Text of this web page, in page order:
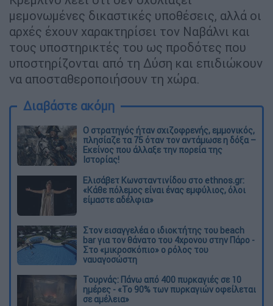
μεμονωμένες δικαστικές υποθέσεις, αλλά οι
αρχές έχουν χαρακτηρίσει τον Ναβάλνι και
τους υποστηρικτές του ως προδότες που
υποστηρίζονται από τη Δύση και επιδιώκουν
να αποσταθεροποιήσουν τη χώρα.
Διαβάστε ακόμη
O στρατηγός ήταν σχιζοφρενής, εμμονικός,
πλησίαζε τα 75 όταν τον αντάμωσε η δόξα –
Εκείνος που άλλαξε την πορεία της
Ιστορίας!
Ελισάβετ Κωνσταντινίδου στο ethnos.gr:
«Κάθε πόλεμος είναι ένας εμφύλιος, όλοι
είμαστε αδέλφια»
Στον εισαγγελέα ο ιδιοκτήτης του beach
bar για τον θάνατο του 4χρονου στην Πάρο -
Στο «μικροσκόπιο» ο ρόλος του
ναυαγοσώστη
Τουρνάς: Πάνω από 400 πυρκαγιές σε 10
ημέρες - «Το 90% των πυρκαγιών οφείλεται
σε αμέλεια»